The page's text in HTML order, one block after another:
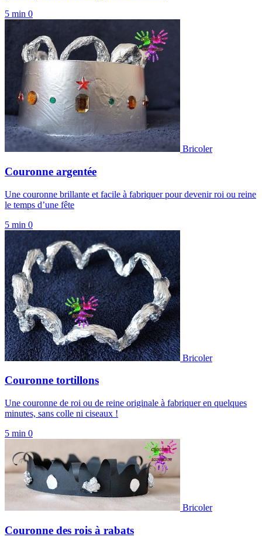
5 min 0
Bricoler
Couronne argentée
Une couronne brillante et facile à fabriquer pour devenir roi ou reine
le temps d’une fête
5 min 0
Bricoler
Couronne tortillons
Une couronne de roi ou de reine originale à fabriquer en quelques
minutes, sans colle ni ciseaux !
5 min 0
Bricoler
Couronne des rois à rabats